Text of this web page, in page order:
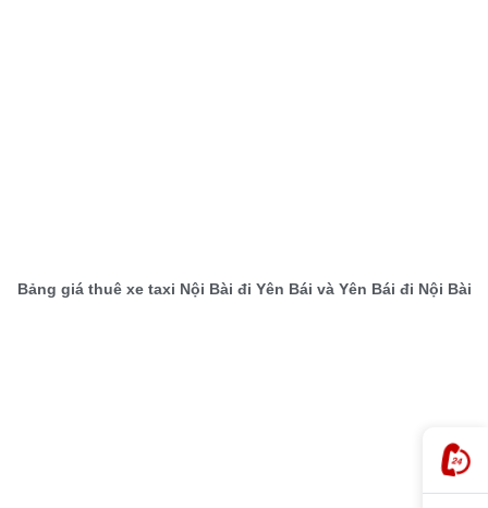
Bảng giá thuê xe taxi Nội Bài đi Yên Bái và Yên Bái đi Nội Bài